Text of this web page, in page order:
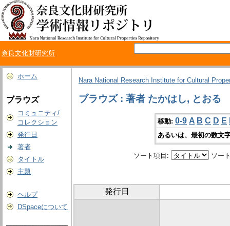
奈良文化財研究所
ホーム
ブラウズ
コミュニティ/
コレクション
発行日
著者
タイトル
主題
ヘルプ
DSpaceについて
Nara National Research Institute for Cultural
ブラウズ : 著者 たかはし, とおる
移動: 0-9 A B C D E
あるいは、最初の数文
ソート項目: ソー
発行日